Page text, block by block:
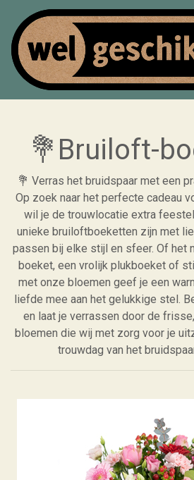
💐Bruiloft-
💐 Verras het bruidspaar met een
Op zoek naar het perfecte cadeau
wil je de trouwlocatie extra
unieke bruiloftboeketten zijn met
passen bij elke stijl en sfeer. Of het
boeket, een vrolijk plukboeket of
met onze bloemen geef je een
liefde mee aan het gelukkige stel.
en laat je verrassen door de
bloemen die wij met zorg voor je
trouwdag van het